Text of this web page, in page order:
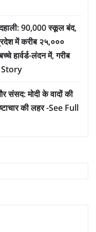
90,000 स्कूल बंद,
में करीब २५,०००
हार्वर्ड-लंदन में, गरीब
Story
संसद: मोदी के वादों की
की लहर -See Full